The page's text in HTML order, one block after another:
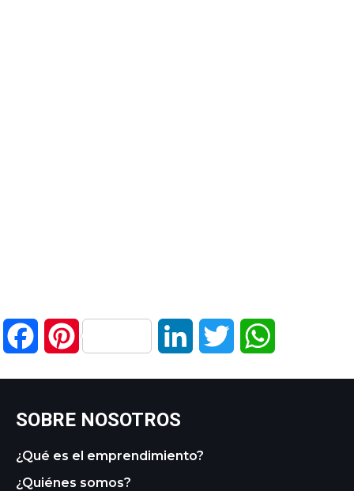
FacebookPinterest LinkedIn Twitter
SOBRE NOSOTROS
¿Qué es el emprendimiento?
¿Quiénes somos?